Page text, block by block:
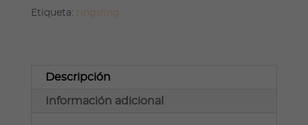
Etiqueta: ringsling
Descripción
Información adicional